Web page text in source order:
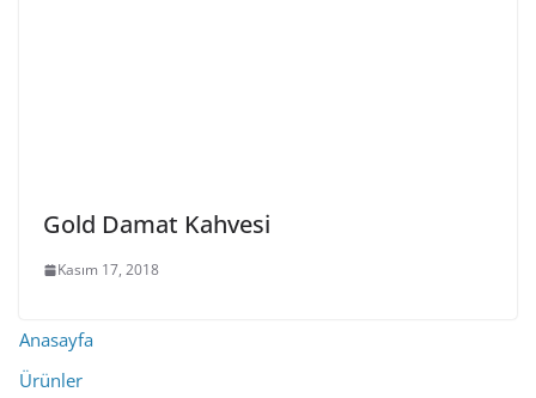
Gold Damat Kahvesi
Kasım 17, 2018
Anasayfa
Ürünler